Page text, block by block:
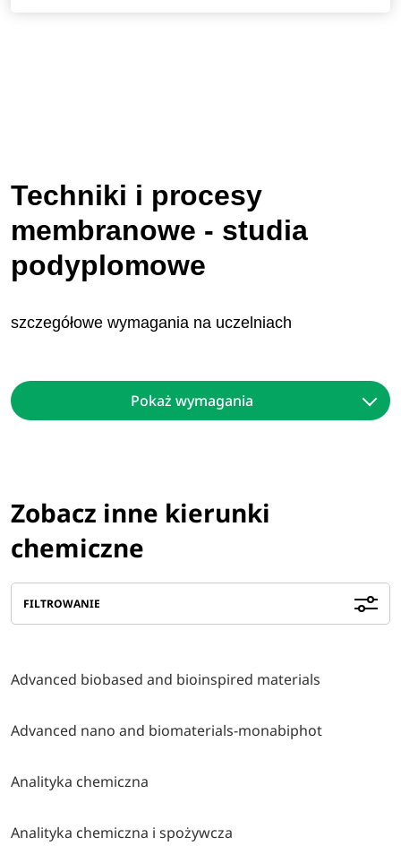
Techniki i procesy
membranowe - studia
podyplomowe
szczegółowe wymagania na uczelniach
Pokaż wymagania
Zobacz inne kierunki
chemiczne
FILTROWANIE
Advanced biobased and bioinspired materials
Advanced nano and biomaterials-monabiphot
Analityka chemiczna
Analityka chemiczna i spożywcza